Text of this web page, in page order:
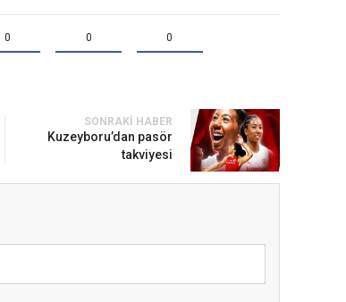
0 0 0
SONRAKI HABER
Kuzeyboru’dan pasör
takviyesi